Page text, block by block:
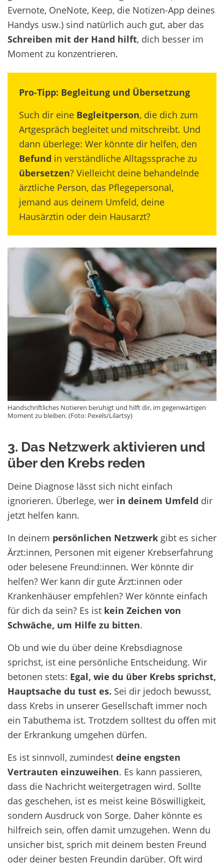
Evernote, OneNote, Keep, die Notizen-App deines
Handys usw.) sind natürlich auch gut, aber das
Schreiben mit der Hand hilft, dich besser im
Moment zu konzentrieren.
Pro-Tipp: Begleitung und Übersetzung
Such dir eine Begleitperson, die dich zum
Artgespräch begleitet und mitschreibt. Und
dann überlege: Wer könnte dir helfen, den
Befund in verständliche Alltagssprache zu
übersetzen? Vielleicht deine behandelnde
ärztliche Person, das Pflegepersonal,
jemand aus deinem Umfeld, deine
Hausärztin oder dein Hausarzt?
Handschriftliches Notieren beruhigt und hilft dir, im gegenwärtigen
Moment zu bleiben. (Foto: Pexels/Lilartsy)
3. Das Netzwerk aktivieren und
über den Krebs reden
Deine Diagnose lässt sich nicht einfach
ignorieren. Überlege, wer in deinem Umfeld dir
jetzt helfen kann.
In deinem persönlichen Netzwerk gibt es sicher
Ärzt:innen, Personen mit eigener Krebserfahrung
oder belesene Freund:innen. Wer könnte dir
helfen? Wer kann dir gute Ärzt:innen oder
Krankenhäuser empfehlen? Wer könnte einfach
für dich da sein? Es ist kein Zeichen von
Schwäche, um Hilfe zu bitten.
Ob und wie du über deine Krebsdiagnose
sprichst, ist eine persönliche Entscheidung. Wir
betonen stets: Egal, wie du über Krebs sprichst,
Hauptsache du tust es. Sei dir jedoch bewusst,
dass Krebs in unserer Gesellschaft immer noch
ein Tabuthema ist. Trotzdem solltest du offen mit
der Erkrankung umgehen dürfen.
Es ist sinnvoll, zumindest deine engsten
Vertrauten einzuweihen. Es kann passieren,
dass die Nachricht weitergetragen wird. Sollte
das geschehen, ist es meist keine Böswilligkeit,
sondern Ausdruck von Sorge. Daher könnte es
hilfreich sein, offen damit umzugehen. Wenn du
unsicher bist, sprich mit deinem besten Freund
oder deiner besten Freundin darüber. Oft wird